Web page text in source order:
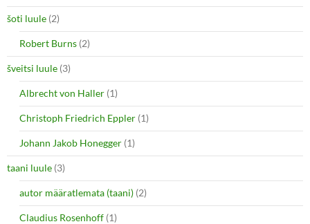
šoti luule (2)
Robert Burns (2)
šveitsi luule (3)
Albrecht von Haller (1)
Christoph Friedrich Eppler (1)
Johann Jakob Honegger (1)
taani luule (3)
autor määratlemata (taani) (2)
Claudius Rosenhoff (1)